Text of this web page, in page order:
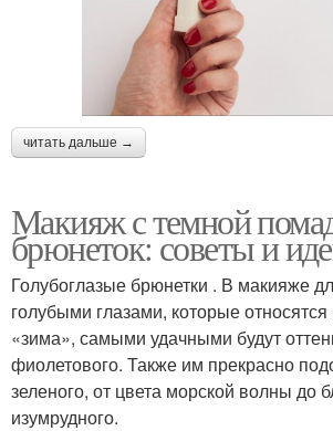
читать дальше →
Макияж с темной
брюнеток: советы и
Голубоглазые брюнетки . В макияже
голубыми глазами, которые относятся
«зима», самыми удачными будут
фиолетового. Также им прекрасно
зеленого, от цвета морской волны до
изумрудного.